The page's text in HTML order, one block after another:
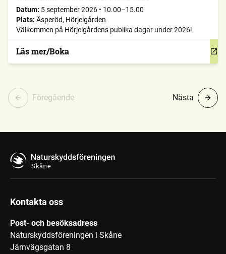
Datum: 5 september 2026 • 10.00–15.00
Plats: Äsperöd, Hörjelgården
Välkommen på Hörjelgårdens publika dagar under 2026!
Läs mer/Boka
Föregående Nästa
Skåne
Kontakta oss
Post- och besöksadress
Naturskyddsföreningen i Skåne
Järnvägsgatan 8